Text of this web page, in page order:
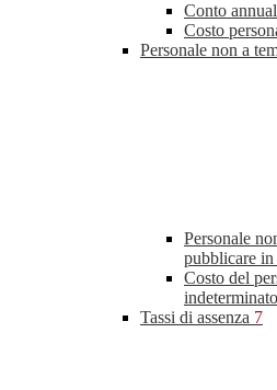
Conto
Costo
Personale non a
Personale
pubblicare in
Costo del
Tassi di assenza 7